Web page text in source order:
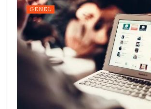
GENEL